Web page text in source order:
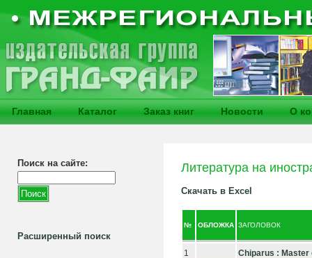
Главная Каталог Заказ книг Новости О
Поиск на сайте:
Расширенный поиск
Литература на
Скачать в Excel
№ ОБЛОЖКА ЗАГОЛОВОК
1 Chiparus : Master